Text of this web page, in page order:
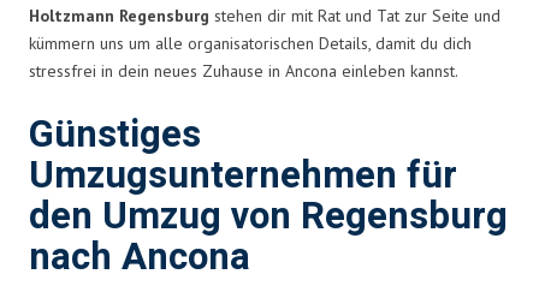
Holtzmann Regensburg stehen dir mit Rat und Tat zur Seite und
kümmern uns um alle organisatorischen Details, damit du dich
stressfrei in dein neues Zuhause in Ancona einleben kannst.
Günstiges
Umzugsunternehmen für
den Umzug von Regensburg
nach Ancona